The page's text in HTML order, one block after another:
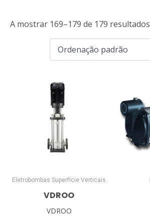
A mostrar 169–179 de 179 resultados
Eletrobombas Superfície Verticais
VDROO
VDROO